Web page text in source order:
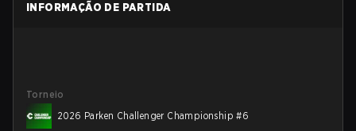
INFORMAÇÃO DE PARTIDA
Torneio
2026 Parken Challenger Championship #6